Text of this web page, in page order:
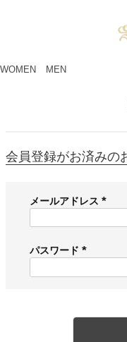
WOMEN MEN
会員登録がお済みの
メールアドレス
必
)
パスワード
必